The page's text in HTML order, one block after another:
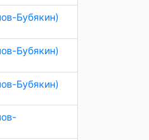
Бубякин)
Бубякин)
Бубякин)